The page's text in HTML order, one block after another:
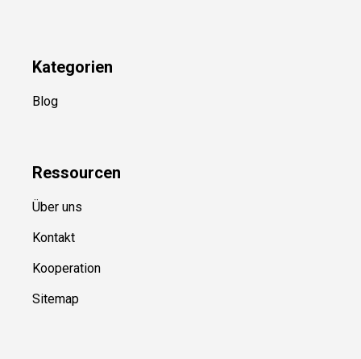
Kategorien
Blog
Ressourcen
Über uns
Kontakt
Kooperation
Sitemap